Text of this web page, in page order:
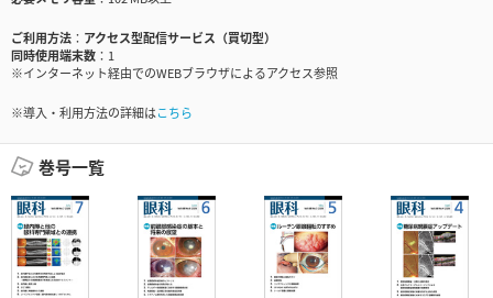
ご利用方法
アクセス型配信サービス（買切型）
同時使用端末数
1
※インターネット経由でのWEBブラウザによるアクセス参照
※導入・利用方法の詳細はこちら
巻号一覧